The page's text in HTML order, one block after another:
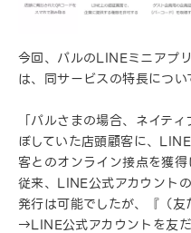
今回、パルのLINEミニアプ
は、同サービスの特長につい
「パルさまの場合、ネイテ
ぼしていた店頭顧客に、
客とのオンライン接点を獲得
従来、LINE公式アカウント
発行は可能でしたが、『（
→LINE公式アカウントを友